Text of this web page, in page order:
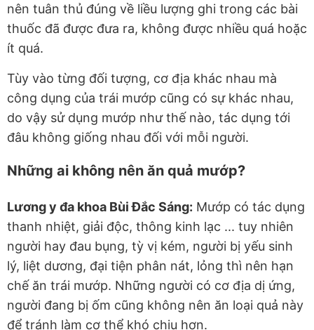
nên tuân thủ đúng về liều lượng ghi trong các bài
thuốc đã được đưa ra, không được nhiều quá hoặc
ít quá.
Tùy vào từng đối tượng, cơ địa khác nhau mà
công dụng của trái mướp cũng có sự khác nhau,
do vậy sử dụng mướp như thế nào, tác dụng tới
đâu không giống nhau đối với mỗi người.
Những ai không nên ăn quả mướp?
Lương y đa khoa Bùi Đắc Sáng: Mướp có tác dụng
thanh nhiệt, giải độc, thông kinh lạc ... tuy nhiên
người hay đau bụng, tỳ vị kém, người bị yếu sinh
lý, liệt dương, đại tiện phân nát, lỏng thì nên hạn
chế ăn trái mướp. Những người có cơ địa dị ứng,
người đang bị ốm cũng không nên ăn loại quả này
để tránh làm cơ thể khó chịu hơn.